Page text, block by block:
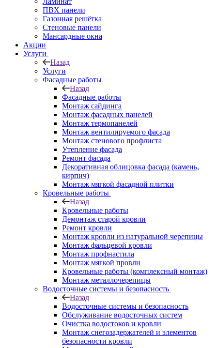
ПВХ панели
Газонная решётка
Стеновые панели
Мансардные окна
Акции
Услуги
Назад
Услуги
Фасадные работы
Назад
Фасадные работы
Монтаж сайдинга
Монтаж фасадных панелей
Монтаж термопанелей
Монтаж вентилируемого фасада
Монтаж стенового профлиста
Утепление фасада
Ремонт фасада
Декоративная облицовка фасада (камень,
кирпич)
Монтаж мягкой фасадной плитки
Кровельные работы
Назад
Кровельные работы
Демонтаж старой кровли
Ремонт кровли
Монтаж кровли из натуральной черепицы
Монтаж фальцевой кровли
Монтаж профнастила
Монтаж мягкой провли
Кровельные работы (комплексный монтаж)
Монтаж металлочерепицы
Водосточные системы и безопасность
Назад
Водосточные системы и безопасность
Обслуживание водосточных систем
Очистка водостоков и кровли
Монтаж снегозадержателей и элементов
безопасности кровли